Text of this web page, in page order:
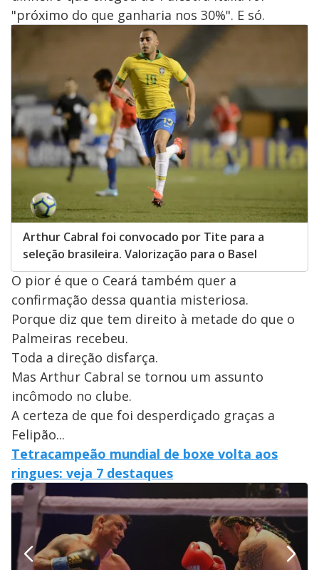
"próximo do que ganharia nos 30%". E só.
Arthur Cabral foi convocado por Tite para a
seleção brasileira. Valorização para o Basel
O pior é que o Ceará também quer a
confirmação dessa quantia misteriosa.
Porque diz que tem direito à metade do que o
Palmeiras recebeu.
Toda a direção disfarça.
Mas Arthur Cabral se tornou um assunto
incômodo no clube.
A certeza de que foi desperdiçado graças a
Felipão...
Tetracampeão mundial de boxe volta aos
ringues: veja 7 destaques